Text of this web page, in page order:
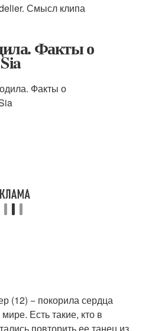
Факты о
(12) − покорила сердца
Есть такие, кто в